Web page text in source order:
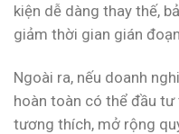
kiện dễ dàng thay thế,
giảm thời gian gián
Ngoài ra, nếu doanh
hoàn toàn có thể đầu tư
tương thích, mở rộng